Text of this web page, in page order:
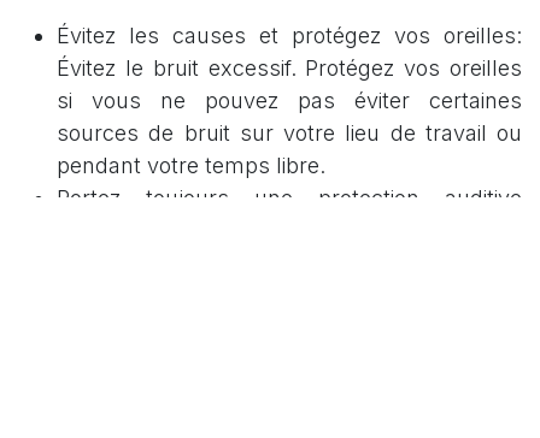
Évitez les causes et protégez vos oreilles:
Évitez le bruit excessif. Protégez vos oreilles
si vous ne pouvez pas éviter certaines
sources de bruit sur votre lieu de travail ou
pendant votre temps libre.
Portez toujours une protection auditive